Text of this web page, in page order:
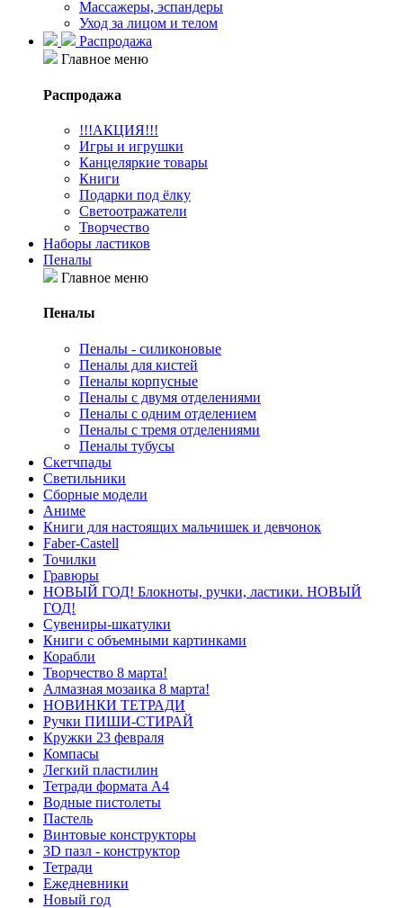
Массажеры, эспандеры
Уход за лицом и телом
Распродажа
Главное меню
Распродажа
!!!АКЦИЯ!!!
Игры и игрушки
Канцеляркие товары
Книги
Подарки под ёлку
Светоотражатели
Творчество
Наборы ластиков
Пеналы
Главное меню
Пеналы
Пеналы - силиконовые
Пеналы для кистей
Пеналы корпусные
Пеналы с двумя отделениями
Пеналы с одним отделением
Пеналы с тремя отделениями
Пеналы тубусы
Скетчпады
Светильники
Сборные модели
Аниме
Книги для настоящих мальчишек и девчонок
Faber-Castell
Точилки
Гравюры
НОВЫЙ ГОД! Блокноты, ручки, ластики. НОВЫЙ
ГОД!
Сувениры-шкатулки
Книги с объемными картинками
Корабли
Творчество 8 марта!
Алмазная мозаика 8 марта!
НОВИНКИ ТЕТРАДИ
Ручки ПИШИ-СТИРАЙ
Кружки 23 февраля
Компасы
Легкий пластилин
Тетради формата А4
Водные пистолеты
Пастель
Винтовые конструкторы
3D пазл - конструктор
Тетради
Ежедневники
Новый год